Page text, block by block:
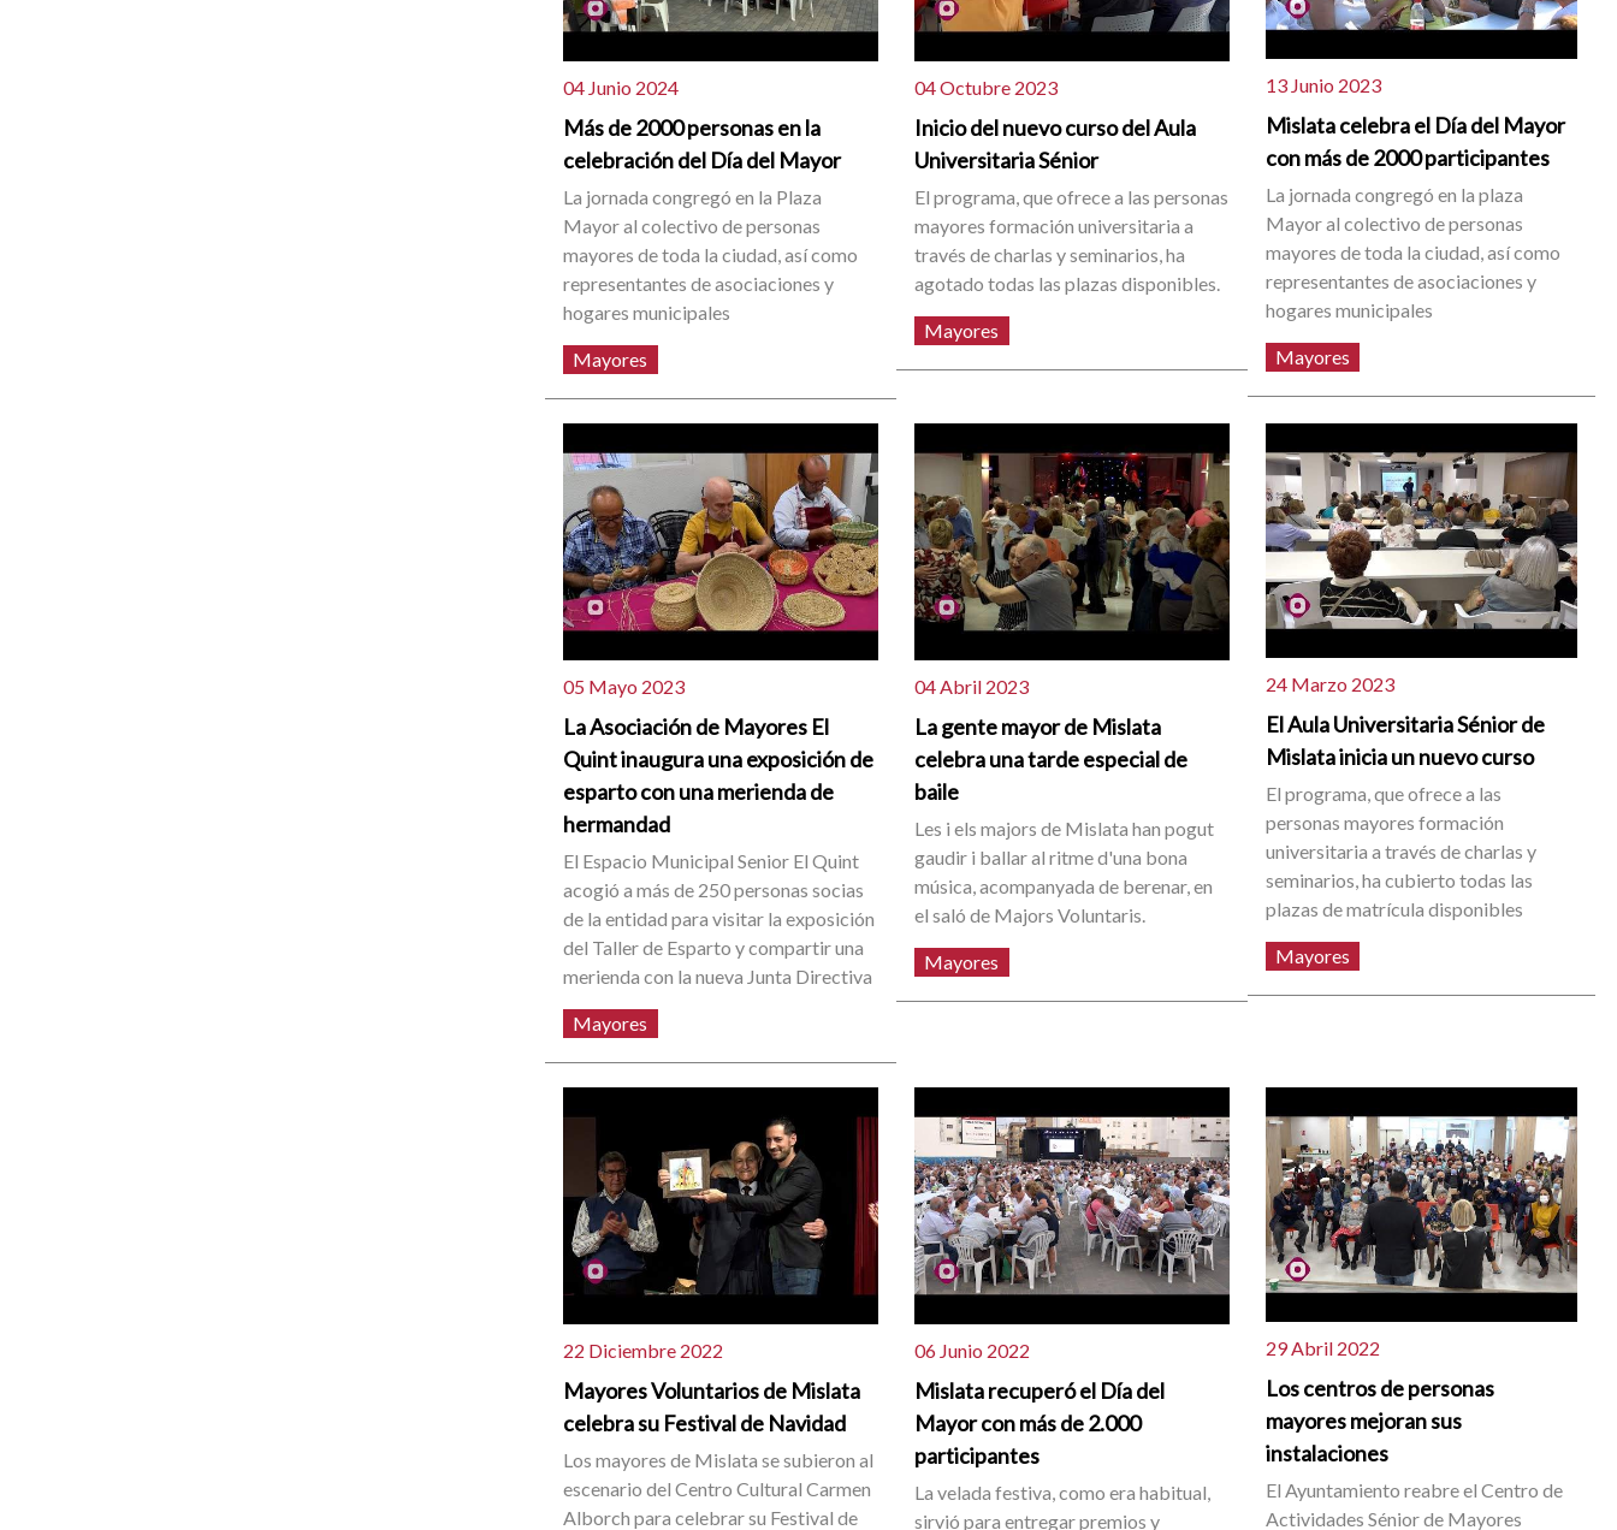
04 Junio 2024
Más de 2000 personas en la
celebración del Día del Mayor
La jornada congregó en la Plaza
Mayor al colectivo de personas
mayores de toda la ciudad, así como
representantes de asociaciones y
hogares municipales
Mayores
04 Octubre 2023
Inicio del nuevo curso del Aula
Universitaria Sénior
El programa, que ofrece a las personas
mayores formación universitaria a
través de charlas y seminarios, ha
agotado todas las plazas disponibles.
Mayores
13 Junio 2023
Mislata celebra el Día del Mayor
con más de 2000 participantes
La jornada congregó en la plaza
Mayor al colectivo de personas
mayores de toda la ciudad, así como
representantes de asociaciones y
hogares municipales
Mayores
05 Mayo 2023
La Asociación de Mayores El
Quint inaugura una exposición de
esparto con una merienda de
hermandad
El Espacio Municipal Senior El Quint
acogió a más de 250 personas socias
de la entidad para visitar la exposición
del Taller de Esparto y compartir una
merienda con la nueva Junta Directiva
Mayores
04 Abril 2023
La gente mayor de Mislata
celebra una tarde especial de
baile
Les i els majors de Mislata han pogut
gaudir i ballar al ritme d'una bona
música, acompanyada de berenar, en
el saló de Majors Voluntaris.
Mayores
24 Marzo 2023
El Aula Universitaria Sénior de
Mislata inicia un nuevo curso
El programa, que ofrece a las
personas mayores formación
universitaria a través de charlas y
seminarios, ha cubierto todas las
plazas de matrícula disponibles
Mayores
22 Diciembre 2022
Mayores Voluntarios de Mislata
celebra su Festival de Navidad
Los mayores de Mislata se subieron al
escenario del Centro Cultural Carmen
Alborch para celebrar su Festival de
06 Junio 2022
Mislata recuperó el Día del
Mayor con más de 2.000
participantes
La velada festiva, como era habitual,
sirvió para entregar premios y
29 Abril 2022
Los centros de personas
mayores mejoran sus
instalaciones
El Ayuntamiento reabre el Centro de
Actividades Sénior de Mayores